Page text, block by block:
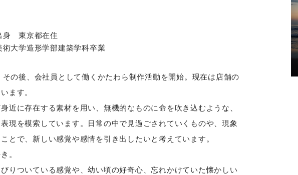
身 東京都在住
大学造形学部建築学科卒業
その後、会社員として働くかたわら制作活動を開始。現在は店舗の
ます。
近に存在する素材を用い、無機的なものに命を吹き込むような、
現を模索しています。日常の中で見過ごされていくものや、現象
とで、新しい感覚や感情を引き出したいと考えています。
。
りついている感覚や、幼い頃の好奇心、忘れかけていた懐かしい